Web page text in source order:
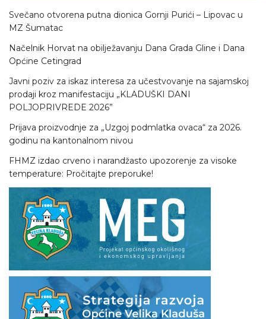
Svečano otvorena putna dionica Gornji Purići – Lipovac u
MZ Šumatac
Načelnik Horvat na obilježavanju Dana Grada Gline i Dana
Općine Cetingrad
Javni poziv za iskaz interesa za učestvovanje na sajamskoj
prodaji kroz manifestaciju „KLADUŠKI DANI
POLJOPRIVREDE 2026”
Prijava proizvodnje za „Uzgoj podmlatka ovaca“ za 2026.
godinu na kantonalnom nivou
FHMZ izdao crveno i narandžasto upozorenje za visoke
temperature: Pročitajte preporuke!